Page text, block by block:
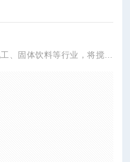
、固体饮料等行业，将搅拌